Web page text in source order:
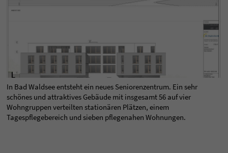
In Bad Waldsee entsteht ein neues Seniorenzentrum. Ein sehr
schönes und attraktives Gebäude mit insgesamt 56 auf vier
Wohngruppen verteilten stationären Plätzen, einem
Tagespflegebereich und sieben pflegenahen Wohnungen.